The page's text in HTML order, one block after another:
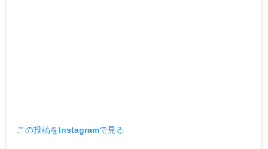
この投稿をInstagramで見る